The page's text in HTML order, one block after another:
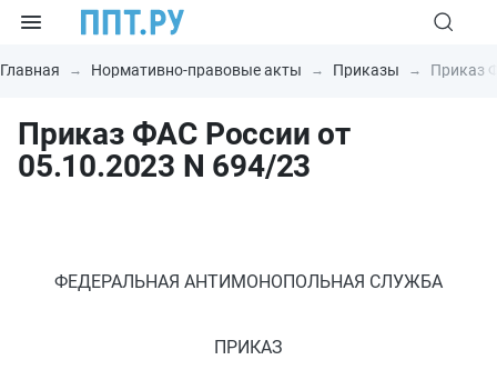
Главная Нормативно-правовые акты Приказы Приказ
Приказ ФАС России от
05.10.2023 N 694/23
ФЕДЕРАЛЬНАЯ АНТИМОНОПОЛЬНАЯ СЛУЖБА
ПРИКАЗ